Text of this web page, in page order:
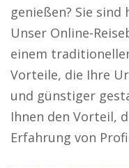
genießen? Sie
Unser Online-
einem
Vorteile, die Ihre
und günstiger
Ihnen den Vorteil,
Erfahrung von